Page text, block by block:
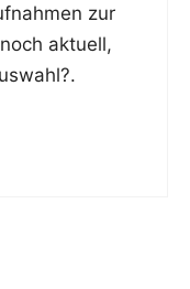
zur
aktu­ell,